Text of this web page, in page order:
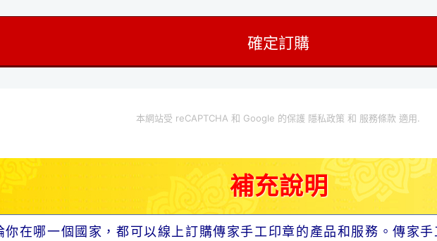
本網站受 reCAPTCHA 和 Google 的保護 隱私政策 和 服務條款 適用.
補充說明
你在哪一個國家，都可以線上訂購傳家手工印章的產品和服務。傳家